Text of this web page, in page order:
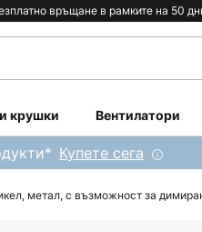
връщане в рамките на 50
крушки Вентилатори
Купете сега
метал, с възможност за